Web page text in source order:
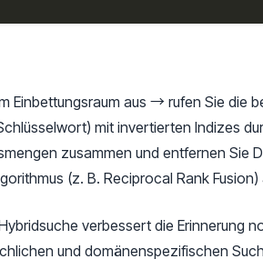
Einbettungsraum aus → rufen Sie die
mit invertierten Indizes
zusammen und entfernen Sie
(z. B. Reciprocal Rank
verbessert die Erinnerung
und domänenspezifischen